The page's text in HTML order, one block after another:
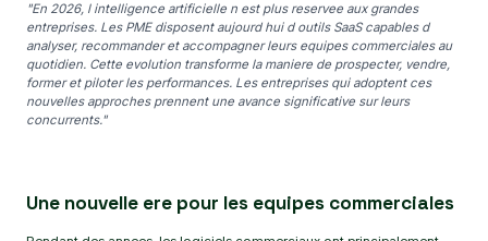
"En 2026, l intelligence artificielle n est plus reservee aux grandes
entreprises. Les PME disposent aujourd hui d outils SaaS capables d
analyser, recommander et accompagner leurs equipes commerciales au
quotidien. Cette evolution transforme la maniere de prospecter, vendre,
former et piloter les performances. Les entreprises qui adoptent ces
nouvelles approches prennent une avance significative sur leurs
concurrents."
Une nouvelle ere pour les equipes commerciales